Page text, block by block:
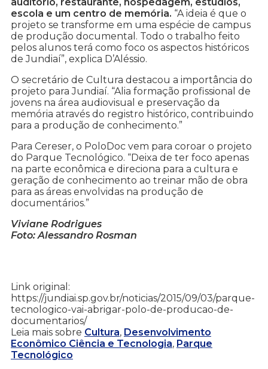
escola e um centro de memória. “A ideia é que o
projeto se transforme em uma espécie de campus
de produção documental. Todo o trabalho feito
pelos alunos terá como foco os aspectos históricos
de Jundiaí”, explica D’Aléssio.
O secretário de Cultura destacou a importância do
projeto para Jundiaí. “Alia formação profissional de
jovens na área audiovisual e preservação da
memória através do registro histórico, contribuindo
para a produção de conhecimento.”
Para Cereser, o PoloDoc vem para coroar o projeto
do Parque Tecnológico. “Deixa de ter foco apenas
na parte econômica e direciona para a cultura e
geração de conhecimento ao treinar mão de obra
para as áreas envolvidas na produção de
documentários.”
Viviane Rodrigues
Foto: Alessandro Rosman
Link original:
https://jundiai.sp.gov.br/noticias/2015/09/03/parque-
tecnologico-vai-abrigar-polo-de-producao-de-
documentarios/
Leia mais sobre Cultura, Desenvolvimento
Econômico Ciência e Tecnologia, Parque
Tecnológico